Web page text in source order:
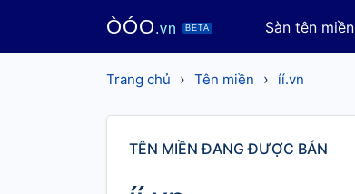
ÒÓO.vn BETA Sàn tên miền
Trang chủ › Tên miền › íí.vn
TÊN MIỀN ĐANG ĐƯỢC BÁN